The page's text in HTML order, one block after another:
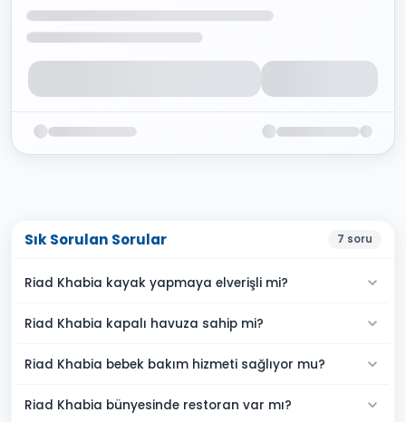
Sık Sorulan Sorular 7 soru
Riad Khabia kayak yapmaya elverişli mi?
Riad Khabia kapalı havuza sahip mi?
Riad Khabia bebek bakım hizmeti sağlıyor mu?
Riad Khabia bünyesinde restoran var mı?